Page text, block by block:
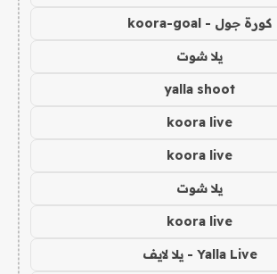
كورة جول - koora-goal
يلا شوت
yalla shoot
koora live
koora live
يلا شوت
koora live
Yalla Live - يلا لايف